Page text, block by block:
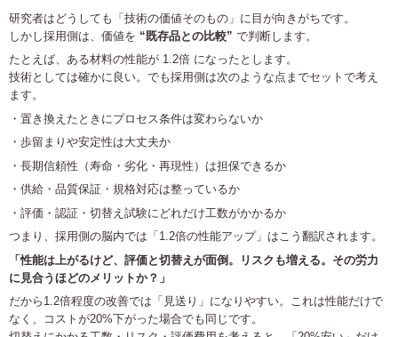
研究者はどうしても「技術の価値そのもの」に目が向きがちです。
しかし採用側は、価値を “既存品との比較” で判断します。
たとえば、ある材料の性能が 1.2倍 になったとします。
技術としては確かに良い。でも採用側は次のような点までセットで考え
ます。
・置き換えたときにプロセス条件は変わらないか
・歩留まりや安定性は大丈夫か
・長期信頼性（寿命・劣化・再現性）は担保できるか
・供給・品質保証・規格対応は整っているか
・評価・認証・切替え試験にどれだけ工数がかかるか
つまり、採用側の脳内では「1.2倍の性能アップ」はこう翻訳されます。
「性能は上がるけど、評価と切替えが面倒。リスクも増える。 その労力
に見合うほどのメリットか？」
だから1.2倍程度の改善では「見送り」になりやすい。これは性能だけで
なく、コストが20%下がった場合でも同じです。